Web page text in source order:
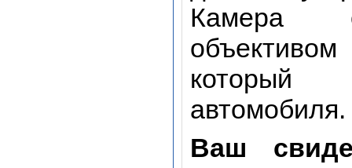
Камера
который
автомобиля.
Ваш